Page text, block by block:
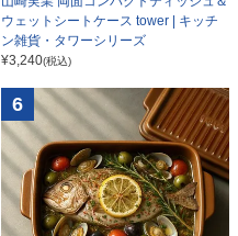
ウェットシートケース tower | キッチ
ン雑貨・タワーシリーズ
¥3,240(税込)
6